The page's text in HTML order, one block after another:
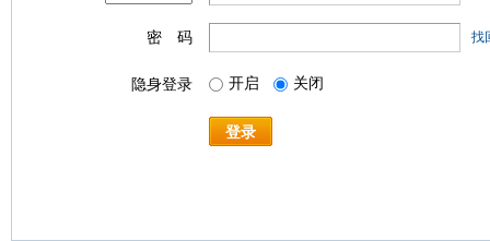
密 码 找
隐身登录 开启 关闭
登录